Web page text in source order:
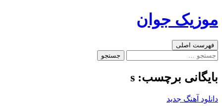
به
موزیک جوان
جست‌وجو
فهرست اصلی
جستجو
بایگانی برچسب: s
دانلود آهنگ جدید